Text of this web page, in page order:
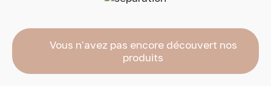
Vous n'avez pas encore découvert nos
produits